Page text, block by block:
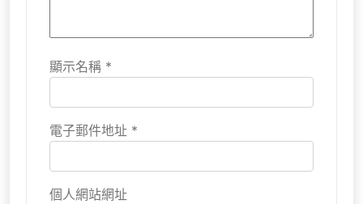
顯示名稱 *
電子郵件地址 *
個人網站網址